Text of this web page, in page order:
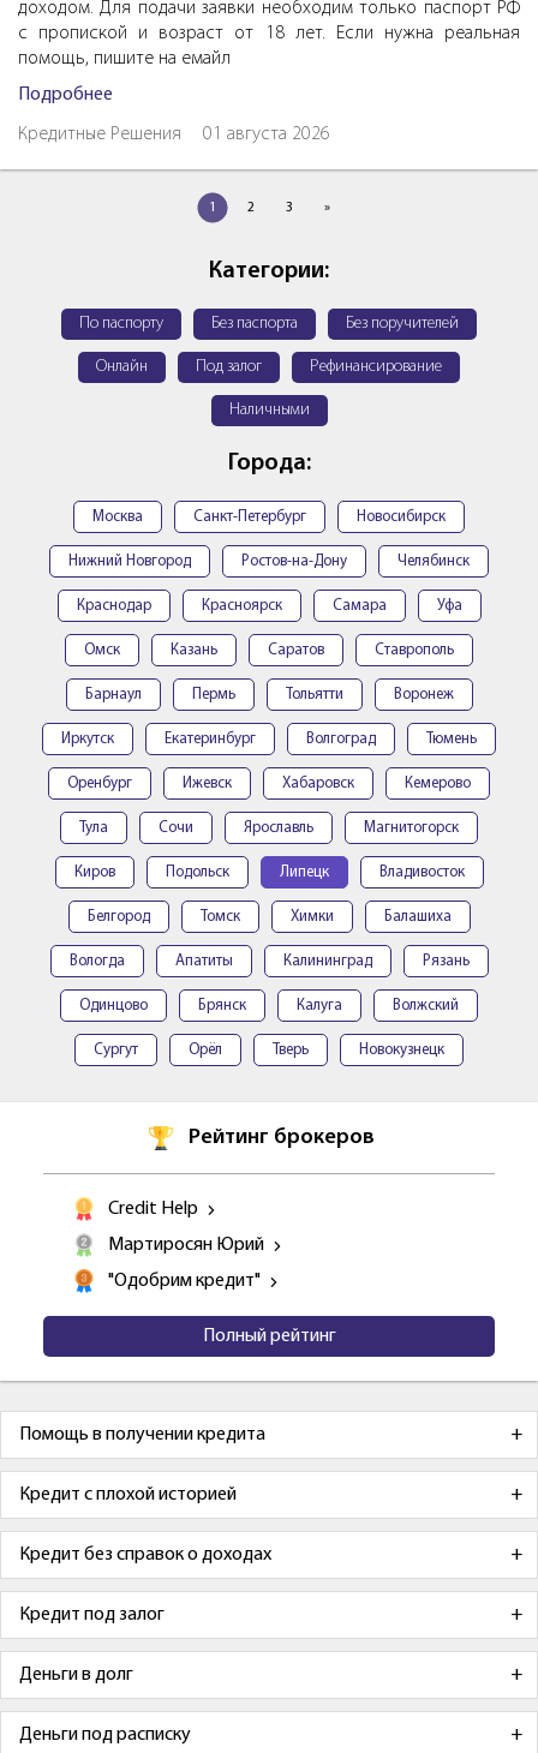
доходом. Для подачи заявки необходим только паспорт РФ
с пропиской и возраст от 18 лет. Если нужна реальная
помощь, пишите на емайл
Подробнее
Кредитные Решения 01 августа 2026
1 2 3 »
Категории:
По паспорту Без паспорта Без поручителей
Онлайн Под залог Рефинансирование
Наличными
Города:
Москва Санкт-Петербург Новосибирск
Нижний Новгород Ростов-на-Дону Челябинск
Краснодар Красноярск Самара Уфа
Омск Казань Саратов Ставрополь
Барнаул Пермь Тольятти Воронеж
Иркутск Екатеринбург Волгоград Тюмень
Оренбург Ижевск Хабаровск Кемерово
Тула Сочи Ярославль Магнитогорск
Киров Подольск Липецк Владивосток
Белгород Томск Химки Балашиха
Вологда Апатиты Калининград Рязань
Одинцово Брянск Калуга Волжский
Сургут Орёл Тверь Новокузнецк
Рейтинг брокеров
Credit Help
Мартиросян Юрий
"Одобрим кредит"
Полный рейтинг
Помощь в получении кредита
Кредит с плохой историей
Кредит без справок о доходах
Кредит под залог
Деньги в долг
Деньги под расписку